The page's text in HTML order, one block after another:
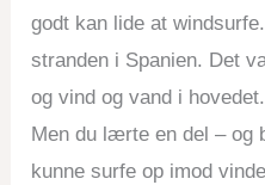
godt kan lide at
stranden i Spanien. Det
og vind og vand i
Men du lærte en del – og
kunne surfe op imod